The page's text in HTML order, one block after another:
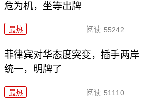
危为机，坐等出牌
最热 阅读 55242
菲律宾对华态度突变，插手两岸
统一，明牌了
最热 阅读 51110